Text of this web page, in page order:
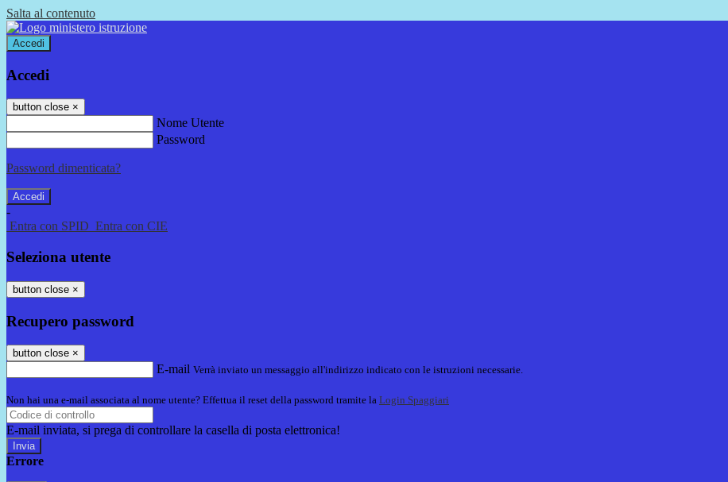
Salta al contenuto
Accedi
Accedi
button close ×
Nome Utente
Password
Password dimenticata?
-
Entra con SPID Entra con CIE
Seleziona utente
button close ×
Recupero password
button close ×
E-mail Verrà inviato un messaggio all'indirizzo indicato con le istruzioni necessarie.
Non hai una e-mail associata al nome utente? Effettua il reset della password tramite la Login Spaggiari
E-mail inviata, si prega di controllare la casella di posta elettronica!
Errore